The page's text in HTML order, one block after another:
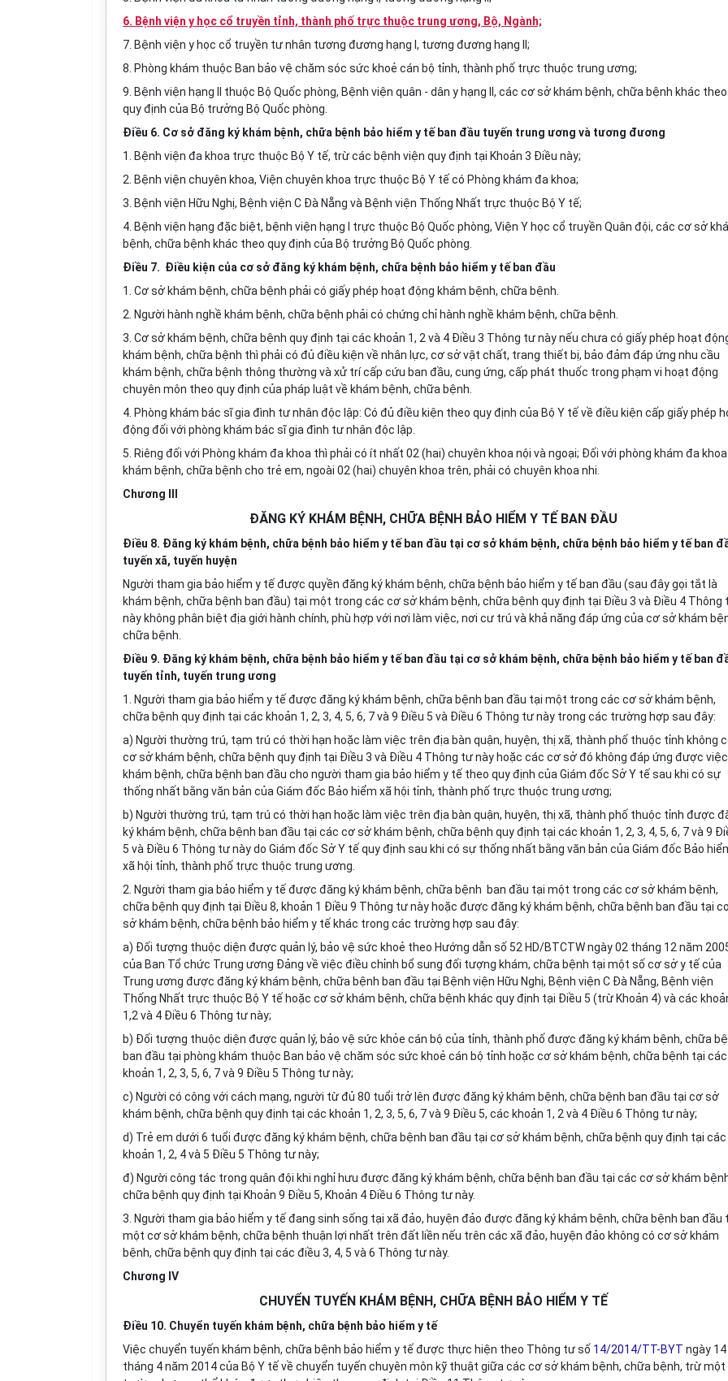
6. Bệnh viện y học cổ truyền tỉnh, thành phố trực thuộc trung ương, Bộ, Ngành;
7. Bệnh viện y học cổ truyền tư nhân tương đương hạng I, tương đương hạng II;
8. Phòng khám thuộc Ban bảo vệ chăm sóc sức khoẻ cán bộ tỉnh, thành phố trực thuộc trung ương;
9. Bệnh viện hạng II thuộc Bộ Quốc phòng, Bệnh viện quân - dân y hạng II, các cơ sở khám bệnh, chữa bệnh khác theo
quy định của Bộ trưởng Bộ Quốc phòng.
Điều 6. Cơ sở đăng ký khám bệnh, chữa bệnh bảo hiểm y tế ban đầu tuyến trung ương và tương đương
1. Bệnh viện đa khoa trực thuộc Bộ Y tế, trừ các bệnh viện quy định tại Khoản 3 Điều này;
2. Bệnh viện chuyên khoa, Viện chuyên khoa trực thuộc Bộ Y tế có Phòng khám đa khoa;
3 . Bệnh viện Hữu Nghị, Bệnh viện C Đà Nẵng và Bệnh viện Thống Nhất trực thuộc Bộ Y tế;
4. Bệnh viện hạng đặc biệt, bệnh viện hạng I trực thuộc Bộ Quốc phòng, Viện Y học cổ truyền Quân đội, các cơ sở
bệnh, chữa bệnh khác theo quy định của Bộ trưởng Bộ Quốc phòng.
Điều 7. Điều kiện của cơ sở đăng ký khám bệnh, chữa bệnh bảo hiểm y tế ban đầu
1. Cơ sở khám bệnh, chữa bệnh phải có giấy phép hoạt động khám bệnh, chữa bệnh
2. Người hành nghề khám bệnh, chữa bệnh phải có chứng chỉ hành nghề khám bệnh, chữa bệnh.
3. Cơ sở khám bệnh, chữa bệnh quy định tại các khoản 1, 2 và 4 Điều 3 Thông tư nàynếu chưa có giấy phép hoạt
khám bệnh, chữa bệnh thì phải có đủ điều kiện về nhân lực, cơ sở vật chất, trang thiết bị, bảo đảm đáp ứng nhu cầu
khám bệnh, chữa bệnh thông thường và xử trí cấp cứu ban đầu, cung ứng, cấp phát thuốc trong phạm vi hoạt động
chuyên môn theo quy định của pháp luật về khám bệnh, chữa bệnh
4. Phòng khám bác sĩ gia đình tư nhân độc lập: Có đủ điều kiện theo quy định của Bộ Y tế về điều kiện cấp giấy phép
động đối với phòng khám bác sĩ gia đình tư nhân độc lập.
5. Riêng đối với Phòng khám đa khoa thì phải có ít nhất 02 (hai) chuyên khoa nội và ngoại; Đối với phòng khám đa
khám bệnh, chữa bệnh cho trẻ em, ngoài 02 (hai) chuyên khoa trên, phải có chuyên khoa nhi
Chương III
ĐĂNG KÝ KHÁM BỆNH, CHỮA BỆNH BẢO HIỂM Y TẾ BAN ĐẦU
Điều 8. Đăng ký khám bệnh, chữa bệnh bảo hiểm y tế ban đầu tại cơ sở khám bệnh, chữa bệnh bảo hiểm y tế ban
tuyến xã, tuyến huyện
Người tham gia bảo hiểm y tế được quyền đăng ký khám bệnh, chữa bệnh bảo hiểm y tế ban đầu (sau đây gọi tắt là
khám bệnh, chữa bệnh ban đầu) tại một trong các cơ sở khám bệnh, chữa bệnh quy định tại Điều 3 và Điều 4 Thông
này không phân biệt địa giới hành chính, phù hợp với nơi làm việc, nơi cư trú và khả năng đáp ứng của cơ sở khám
chữa bệnh
Điều 9. Đăng ký khám bệnh, chữa bệnh bảo hiểm y tế ban đầu tại cơ sở khám bệnh, chữa bệnh bảo hiểm y tế ban
tuyến tỉnh, tuyến trung ương
1
. Người tham gia bảo hiểm y tế được đăng ký khám bệnh, chữa bệnh ban đầu tại một trong các cơ sở khám bệnh,
chữa bệnh quy định tại các khoản 1, 2, 3, 4, 5, 6, 7 và 9 Điều 5 và Điều 6 Thông tư này trong các trường hợp sau đây:
a) Người thường trú, tạm trú có thời hạn hoặc làm việc trên địa bàn quận, huyện, thị xã, thành phố thuộc tỉnh không
cơ sở khám bệnh, chữa bệnh quy định tại Điều 3 và Điều 4 Thông tư này hoặc các cơ sở đó không đáp ứng được việc
khám bệnh, chữa bệnh ban đầu cho người tham gia bảo hiểm y tế theo quy định của Giám đốc Sở Y tế sau khi có sự
thống nhất bằng văn bản của Giám đốc Bảo hiểm xã hội tỉnh, thành phố trực thuộc trung ương;
b) Người thường trú, tạm trú có thời hạn hoặc làm việc trên địa bàn quận, huyện, thị xã, thành phố thuộc tỉnh được
ký khám bệnh, chữa bệnh ban đầu tại các cơ sở khám bệnh, chữa bệnh quy định tại các khoản 1, 2, 3, 4, 5, 6, 7và 9
5 và Điều 6 Thông tư nàydo Giám đốc Sở Y tế quy định sau khi có sự thống nhất bằng văn bản của Giám đốc Bảo
xã hội tỉnh, thành phố trực thuộc trung ương.
2 . Người tham gia bảo hiểm y tế được đăng ký khám bệnh, chữa bệnh ban đầu tại một trong các cơ sở khám bệnh,
chữa bệnh quy định tại Điều 8, khoản 1 Điều 9 Thông tư này hoặc được đăng ký khám bệnh, chữa bệnh ban đầu tại
sở khám bệnh, chữa bệnh bảo hiểm y tế khác trong các trường hợp sau đây:
a) Đối tượng thuộc diện được quản lý, bảo vệ sức khoẻ theo Hướng dẫn số 52 HD/BTCTW ngày 02 tháng 12 năm
của Ban Tổ chức Trung ương Đảng về việc điều chỉnh bổ sung đối tượng khám, chữa bệnh tại một số cơ sở y tế của
Trung ương được đăng ký khám bệnh, chữa bệnh ban đầu tại Bệnh viện Hữu Nghị, Bệnh viện C Đà Nẵng, Bệnh viện
Thống Nhất trực thuộc Bộ Y tế hoặc cơ sở khám bệnh, chữa bệnh khác quy định tại Điều 5 (trừ Khoản 4) và các
1,2 và 4 Điều 6 Thông tư này;
b) Đối tượng thuộc diện được quản lý, bảo vệ sức khỏe cán bộ của tỉnh, thành phố được đăng ký khám bệnh, chữa
ban đầu tại phòng khám thuộc Ban bảo vệ chăm sóc sức khoẻ cán bộ tỉnh hoặc cơ sở khám bệnh, chữa bệnh tại các
khoản 1, 2, 3, 5, 6, 7 và 9 Điều 5 Thông tư này;
c) Người có công với cách mạng, người từ đủ 80 tuổi trở lên được đăng ký khám bệnh, chữa bệnh ban đầu tại cơ sở
khám bệnh, chữa bệnh quy định tại các khoản 1, 2, 3, 5, 6, 7 và 9 Điều 5, các khoản 1, 2 và 4 Điều 6 Thông tư này;
d) Trẻ em dưới 6 tuổi được đăng ký khám bệnh, chữa bệnh ban đầu tại cơ sở khám bệnh, chữa bệnh quy định tại các
khoản 1, 2, 4và 5 Điều 5 Thông tư này;
đ) Người công tác trong quân đội khi nghỉ hưu được đăng ký khám bệnh, chữa bệnh ban đầu tại các cơ sở khám
chữa bệnh quy định tại Khoản 9 Điều 5, Khoản 4 Điều 6 Thông tư này.
3 . Người tham gia bảo hiểm y tế đang sinh sống tại xã đảo, huyện đảo được đăng ký khám bệnh, chữa bệnh ban đầu
một cơ sở khám bệnh, chữa bệnh thuận lợi nhất trên đất liền nếu trên các xã đảo, huyện đảo không có cơ sở khám
bệnh, chữa bệnh quy định tại các điều 3, 4, 5 và 6 Thông tư này.
Chương IV
CHUYỂN TUYẾN KHÁM BỆNH, CHỮA BỆNH BẢO HIỂM Y TẾ
Điều 10. Chuyển tuyến khám bệnh, chữa bệnh bảo hiểm y tế
Việc chuyển tuyến khám bệnh, chữa bệnh bảo hiểm y tế được thực hiện theo Thông tư số 14/2014/TT-BYT ngày 14
tháng 4 năm 2014của Bộ Y tế về chuyển tuyến chuyên môn kỹ thuật giữa các cơ sở khám bệnh, chữa bệnh, trừ một